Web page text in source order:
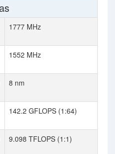
1777 MHz
1552 MHz
8 nm
142.2 GFLOPS (1:64)
9.098 TFLOPS (1:1)